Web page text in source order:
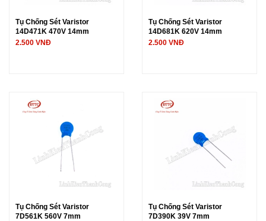
Tụ Chống Sét Varistor
14D471K 470V 14mm
2.500 VNĐ
Tụ Chống Sét Varistor
14D681K 620V 14mm
2.500 VNĐ
Tụ Chống Sét Varistor
7D561K 560V 7mm
Tụ Chống Sét Varistor
7D390K 39V 7mm